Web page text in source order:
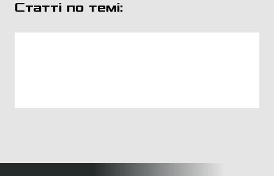
Статті по темі: